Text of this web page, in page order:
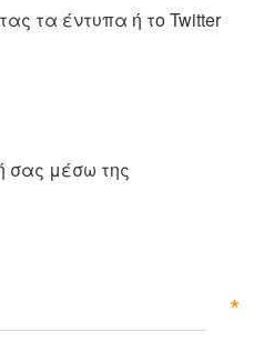
τα έντυπα ή το Twitter
σας μέσω της
*